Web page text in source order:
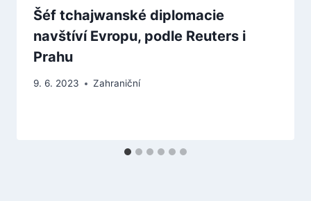
Šéf tchajwanské diplomacie
navštíví Evropu, podle Reuters i
Prahu
9. 6. 2023 Zahraniční